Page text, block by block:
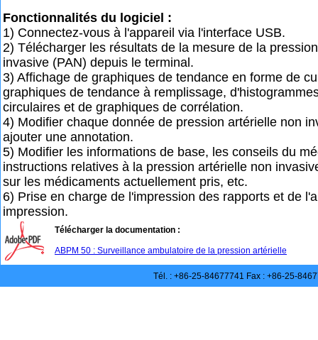
Fonctionnalités du logiciel :
1) Connectez-vous à l'appareil via l'interface USB.
2) Télécharger les résultats de la mesure de la
invasive (PAN) depuis le terminal.
3) Affichage de graphiques de tendance en forme de
graphiques de tendance à remplissage,
circulaires et de graphiques de corrélation.
4) Modifier chaque donnée de pression artérielle non
ajouter une annotation.
5) Modifier les informations de base, les conseils du
instructions relatives à la pression artérielle non
sur les médicaments actuellement pris, etc.
6) Prise en charge de l'impression des rapports et de
impression.
Télécharger la documentation :
ABPM 50 : Surveillance ambulatoire de la pression artérielle
Tél. : +86-25-84677741 Fax : +86-25-